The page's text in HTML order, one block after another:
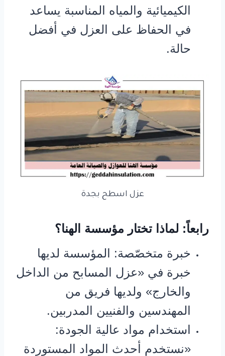
الكيميائية والمياه المناسبة يساعد
في الحفاظ على العزل في أفضل
حالة.
عزل اسطح بجدة
رابعاً: لماذا تختار مؤسسة الهنا؟
خبرة متخصّصة: المؤسسة لديها
خبرة في «عزل المسابح من الداخل
والخارج» ولديها فريق من
المهندسين والفنيين المدربين.
استخدام مواد عالية الجودة:
«نستخدم أحدث المواد المستوردة